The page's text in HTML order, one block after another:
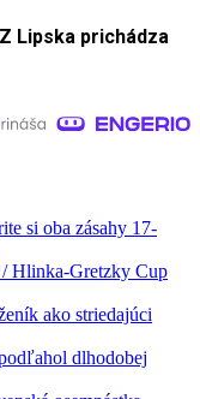
Lipska prichádza
si oba zásahy 17-
Hlinka-Gretzky Cup
ako striedajúci
dlhodobej